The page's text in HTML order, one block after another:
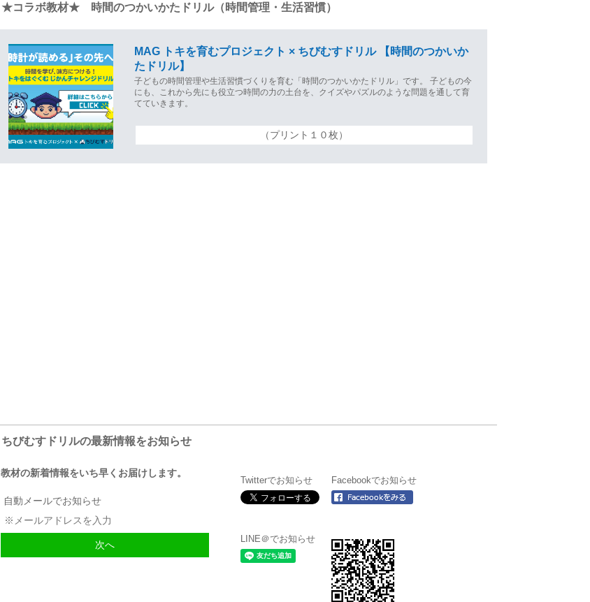
★コラボ教材★ 時間のつかいかたドリル（時間管理・生活習慣）
MAG トキを育むプロジェクト × ちびむすドリル 【時間のつかいか
たドリル】
子どもの時間管理や生活習慣づくりを育む「時間のつかいかたドリル」です。 子どもの今
にも、これから先にも役立つ時間の力の土台を、クイズやパズルのような問題を通して育
てていきます。
（プリント１０枚）
ちびむすドリルの最新情報をお知らせ
教材の新着情報をいち早くお届けします。
自動メールでお知らせ
Twitterでお知らせ Facebookでお知らせ
LINE＠でお知らせ